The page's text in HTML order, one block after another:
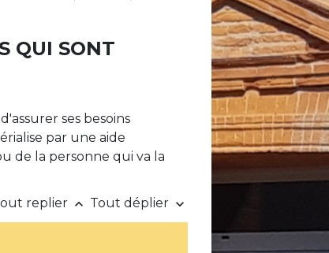
QUI SONT
ses besoins
par une aide
de la personne qui va la
replier keyboard_arrow_up Tout déplier keyboard_arrow_down